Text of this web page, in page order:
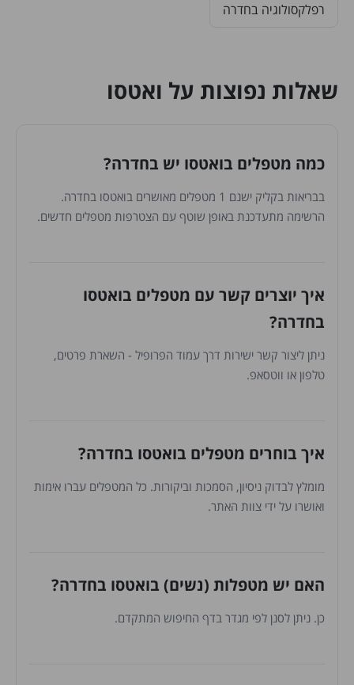
רפלקסולוגיה בחדרה
שאלות נפוצות על ואטסו
כמה מטפלים בואטסו יש בחדרה?
בבריאות בקליק ישנם 1 מטפלים מאושרים בואטסו בחדרה.
הרשימה מתעדכנת באופן שוטף עם הצטרפות מטפלים חדשים.
איך יוצרים קשר עם מטפלים בואטסו
בחדרה?
ניתן ליצור קשר ישירות דרך עמוד הפרופיל - השארת פרטים,
טלפון או ווטסאפ.
איך בוחרים מטפלים בואטסו בחדרה?
מומלץ לבדוק ניסיון, הסמכות וביקורות. כל המטפלים עברו אימות
ואושרו על ידי צוות האתר.
האם יש מטפלות (נשים) בואטסו בחדרה?
כן. ניתן לסנן לפי מגדר בדף החיפוש המתקדם.